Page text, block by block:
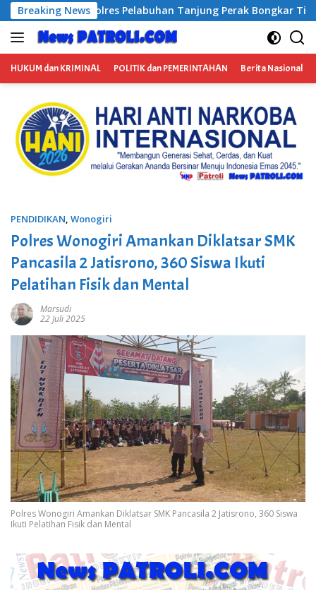
Langsung
ke
konten
Breaking News
Perak Bongkar Tiga Jaringan Narkoba, Empat Tersangka
HUKUM dan KRIMINAL POLITIK dan PEMERINTAHAN Berita Nasional
PENDIDIKAN, Wonogiri
Polres Wonogiri Amankan Diklatsar SMK
Pancasila 2 Jatisrono, 360 Siswa Ikuti
Pelatihan Fisik dan Mental
Marsudi
22 Juli 2025
Polres Wonogiri Amankan Diklatsar SMK Pancasila 2 Jatisrono, 360 Siswa
Ikuti Pelatihan Fisik dan Mental